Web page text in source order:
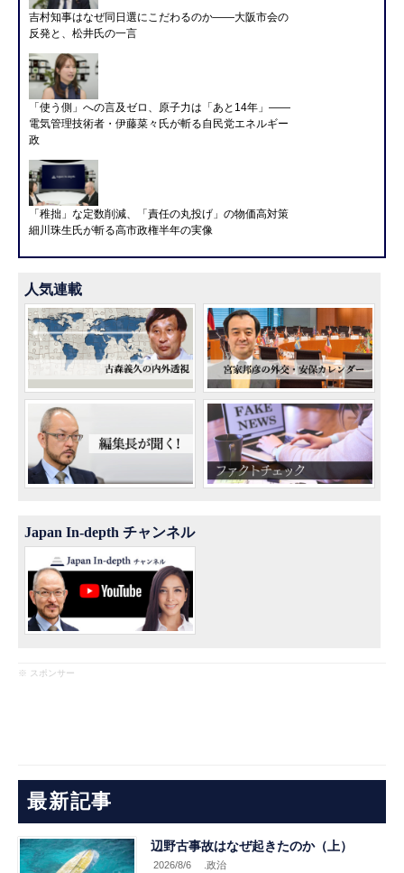
吉村知事はなぜ同日選にこだわるのか――大阪市会の
反発と、松井氏の一言
「使う側」への言及ゼロ、原子力は「あと14年」――
電気管理技術者・伊藤菜々氏が斬る自民党エネルギー
政
「稚拙」な定数削減、「責任の丸投げ」の物価高対策
細川珠生氏が斬る高市政権半年の実像
人気連載
Japan In-depth チャンネル
※ スポンサー
最新記事
辺野古事故はなぜ起きたのか（上）
2026/8/6 .政治